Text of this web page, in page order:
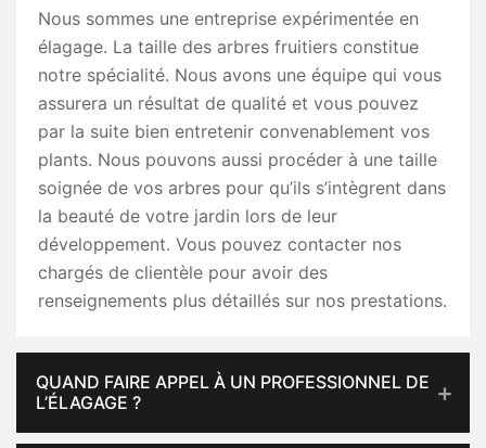
Nous sommes une entreprise expérimentée en
élagage. La taille des arbres fruitiers constitue
notre spécialité. Nous avons une équipe qui vous
assurera un résultat de qualité et vous pouvez
par la suite bien entretenir convenablement vos
plants. Nous pouvons aussi procéder à une taille
soignée de vos arbres pour qu’ils s’intègrent dans
la beauté de votre jardin lors de leur
développement. Vous pouvez contacter nos
chargés de clientèle pour avoir des
renseignements plus détaillés sur nos prestations.
QUAND FAIRE APPEL À UN PROFESSIONNEL DE
L’ÉLAGAGE ?